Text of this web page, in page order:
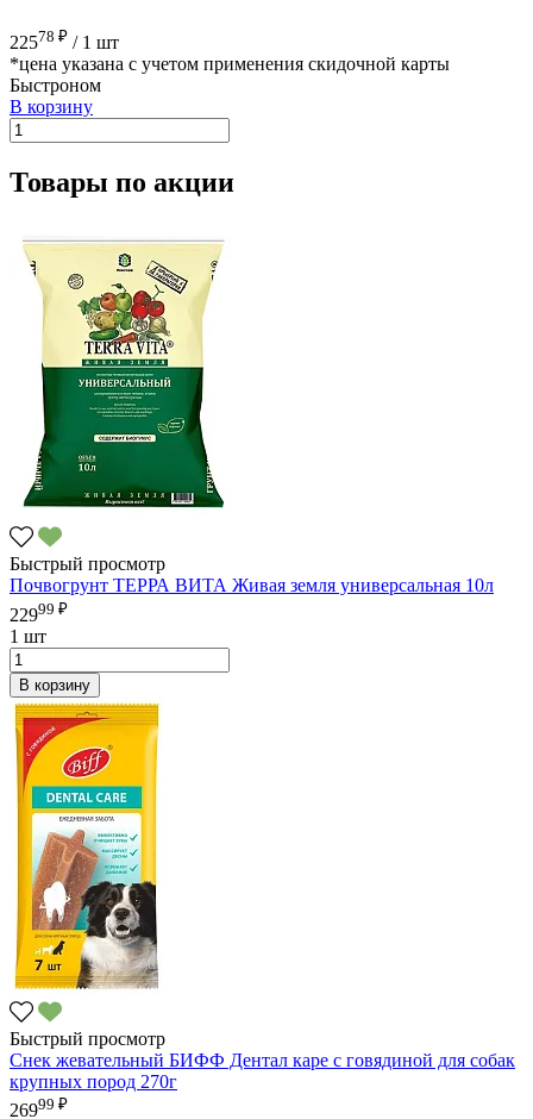
22578 ₽ / 1 шт
*цена указана с учетом применения скидочной карты
Быстроном
В корзину
Товары по акции
Быстрый просмотр
Почвогрунт ТЕРРА ВИТА Живая земля универсальная 10л
22999 ₽
1 шт
В корзину
Быстрый просмотр
Снек жевательный БИФФ Дентал каре с говядиной для собак
крупных пород 270г
26999 ₽